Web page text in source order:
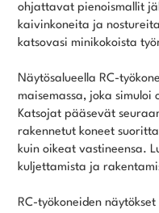
ohjattavat pienoismallit
kaivinkoneita ja
katsovasi minikokoista
Näytösalueella RC-
maisemassa, joka
Katsojat pääsevät
rakennetut koneet
kuin oikeat vastineensa.
kuljettamista ja
RC-työkoneiden